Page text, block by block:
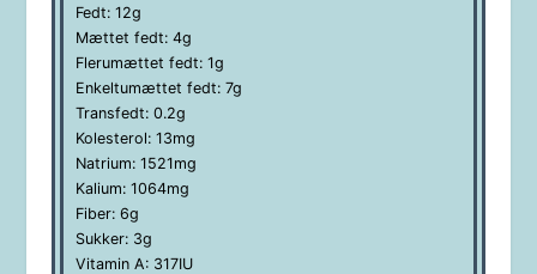
Fedt: 12g
Mættet fedt: 4g
Flerumættet fedt: 1g
Enkeltumættet fedt: 7g
Transfedt: 0.2g
Kolesterol: 13mg
Natrium: 1521mg
Kalium: 1064mg
Fiber: 6g
Sukker: 3g
Vitamin A: 317IU